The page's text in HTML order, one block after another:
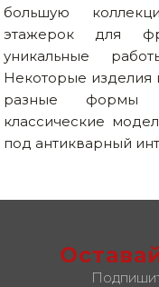
большую
этажерок для
уникальные
Некоторые изделия
разные формы
классические
под антикварный